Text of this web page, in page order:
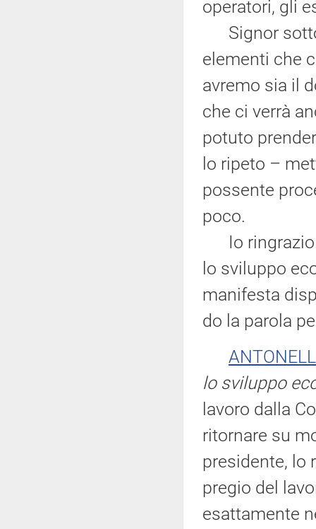
operatori, gli
Signor
elementi che
avremo sia il
che ci verrà
potuto
lo ripeto –
possente
poco.
Io ringrazio
lo sviluppo
manifesta
do la parola
lo sviluppo
lavoro dalla
ritornare su
presidente, lo
pregio del
esattamente